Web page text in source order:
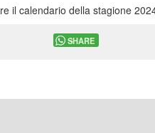
il calendario della stagione
SHARE